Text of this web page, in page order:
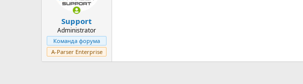
ч
л
а
Support
Administrator
Команда форума
A-Parser Enterprise